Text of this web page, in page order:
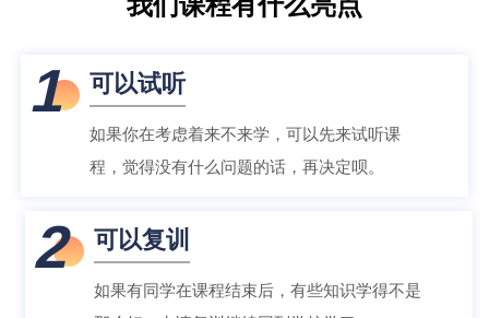
1 可以试听
如果你在考虑着来不来学，可以先来试听课
程，觉得没有什么问题的话，再决定呗。
2 可以复训
如果有同学在课程结束后，有些知识学得不是